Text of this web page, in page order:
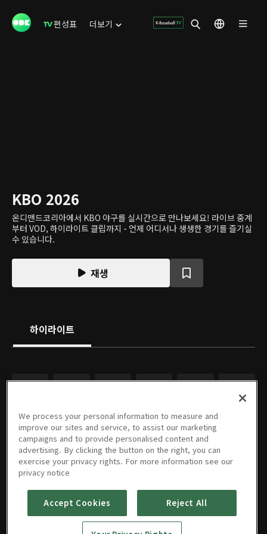
편성표 더보기
KBO 2026
온디맨드코리아에서 KBO 야구를 실시간으로 만나보세요! 라이브 중계
부터 VOD, 하이라이트 클립까지 - 언제 어디서나 생생한 경기를 즐기실
수 있습니다.
재생
하이라이트
We process your personal information to measure and
improve our sites and service, to assist our marketing
campaigns and to provide personalised content and
advertising. By clicking the button on the right, you can
exercise your privacy rights. For more information see our
privacy notice
Accept Cookies Reject All